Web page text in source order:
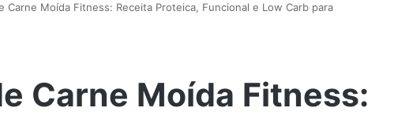
Carne Moída Fitness: Receita Proteica, Funcional e Low Carb para
Carne Moída Fitness: